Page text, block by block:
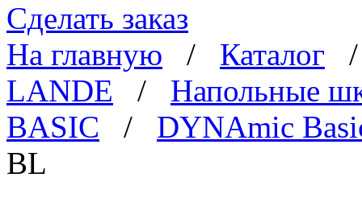
Сделать заказ
На главную / Каталог
LANDE / Напольные
BASIC / DYNAmic
BL